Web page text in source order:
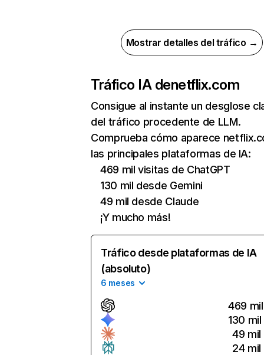
Mostrar detalles del tráfico →
Tráfico IA denetflix.com
Consigue al instante un desglose
del tráfico procedente de LLM.
Comprueba cómo aparece
las principales plataformas de IA:
469 mil visitas de ChatGPT
130 mil desde Gemini
49 mil desde Claude
¡Y mucho más!
Tráfico desde plataformas de IA
(absoluto)
6 meses
469 mil
130 mil
49 mil
24 mil